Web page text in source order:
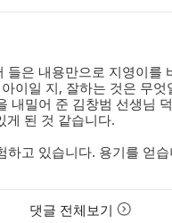
들은 내용만으로 지영이를
이일 지, 잘하는 것은 무엇
내밀어 준 김창범 선생님
게 된 것 같습니다.
하고 있습니다. 용기를 얻
댓글 전체보기